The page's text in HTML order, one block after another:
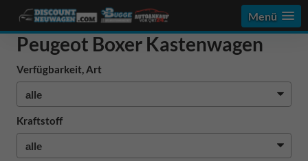
Menü
Peugeot Boxer Kastenwagen
Verfügbarkeit, Art
Kraftstoff